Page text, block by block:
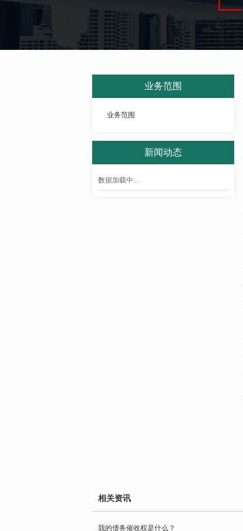
业务范围
业务范围
新闻动态
数据加载中...
相关资讯
我的债务催收权是什么？